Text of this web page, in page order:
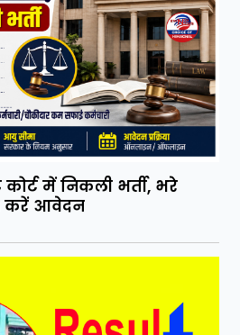
कोर्ट में निकली भर्ती, भरे
करें आवेदन